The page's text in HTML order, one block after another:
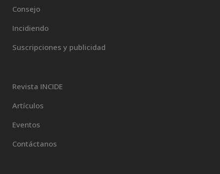
Consejo
Incidiendo
Suscripciones y publicidad
Revista INCIDE
Artículos
Eventos
Contáctanos